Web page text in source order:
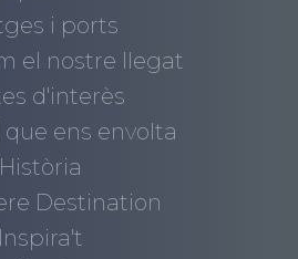
i ports
el nostre llegat
d'interès
que ens envolta
Història
Destination
Inspira't